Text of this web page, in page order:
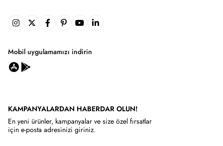
Mobil uygulamamızı indirin
KAMPANYALARDAN HABERDAR OLUN!
En yeni ürünler, kampanyalar ve size özel fırsatlar
için e-posta adresinizi giriniz.